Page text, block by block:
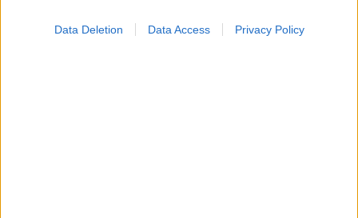
Data Deletion Data Access Privacy Policy